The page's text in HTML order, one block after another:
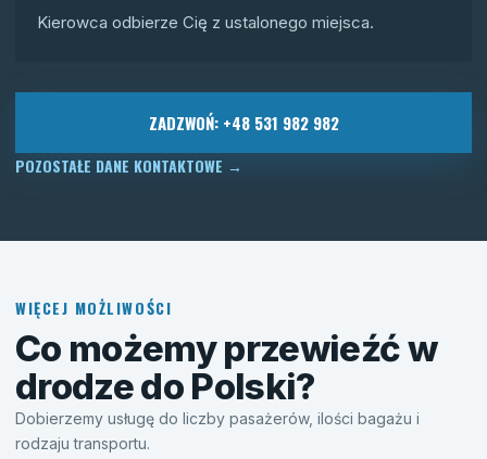
Kierowca odbierze Cię z ustalonego miejsca.
ZADZWOŃ: +48 531 982 982
POZOSTAŁE DANE KONTAKTOWE →
WIĘCEJ MOŻLIWOŚCI
Co możemy przewieźć w
drodze do Polski?
Dobierzemy usługę do liczby pasażerów, ilości bagażu i
rodzaju transportu.